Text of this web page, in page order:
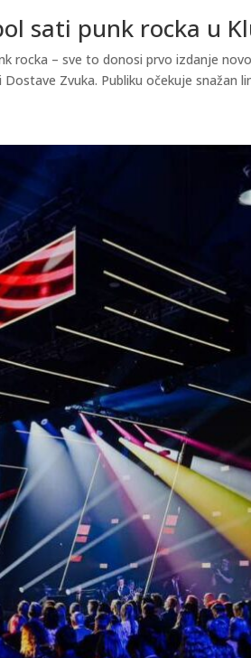
sati punk rocka u
rocka – sve to donosi prvo izdanje
Zvuka. Publiku očekuje snažan